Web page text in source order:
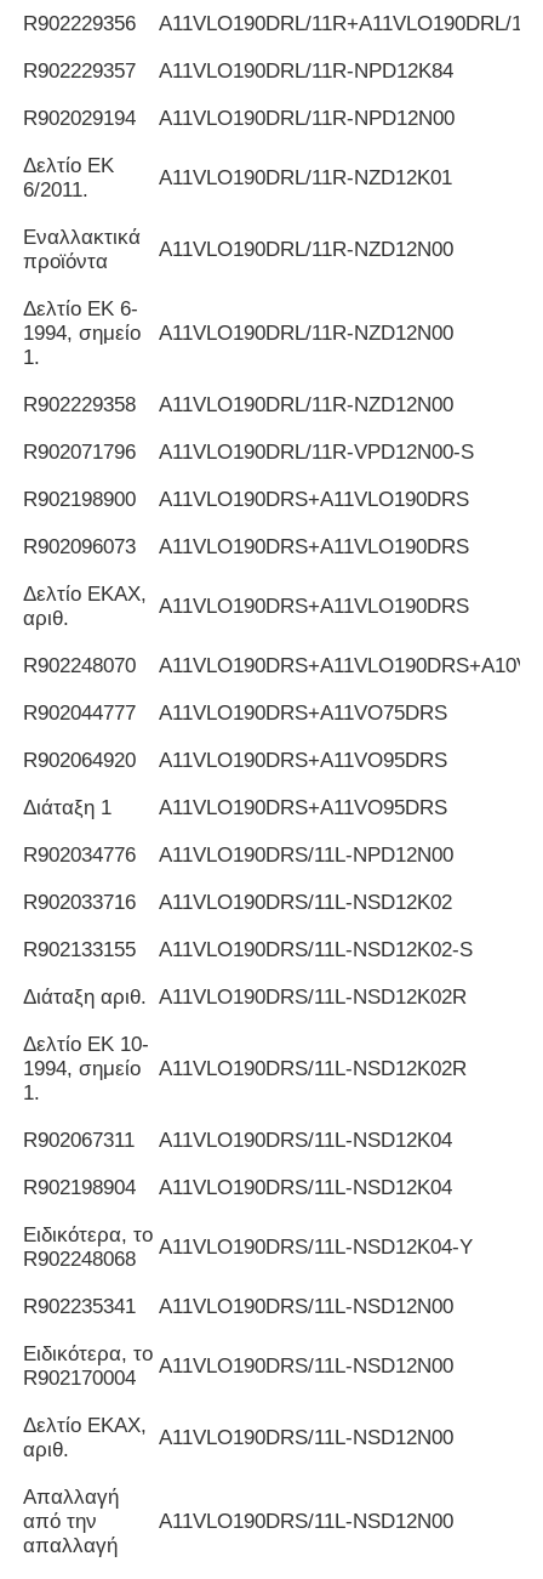
R902229356 Α11VLO190DRL/11R+A11VLO190DRL/
R902229357 Α11VLO190DRL/11R-NPD12K84
R902029194 Α11VLO190DRL/11R-NPD12N00
Δελτίο ΕΚ
6/2011.
Α11VLO190DRL/11R-NZD12K01
Εναλλακτικά
προϊόντα
Α11VLO190DRL/11R-NZD12N00
Δελτίο ΕΚ 6-
1994, σημείο
1.
Α11VLO190DRL/11R-NZD12N00
R902229358 Α11VLO190DRL/11R-NZD12N00
R902071796 Α11VLO190DRL/11R-VPD12N00-S
R902198900 Α11VLO190DRS+A11VLO190DRS
R902096073 Α11VLO190DRS+A11VLO190DRS
Δελτίο ΕΚΑΧ,
αριθ.
Α11VLO190DRS+A11VLO190DRS
R902248070
R902044777 Α11VLO190DRS+A11VO75DRS
R902064920 Α11VLO190DRS+A11VO95DRS
Διάταξη 1 Α11VLO190DRS+A11VO95DRS
R902034776 Α11VLO190DRS/11L-NPD12N00
R902033716 Α11VLO190DRS/11L-NSD12K02
R902133155 Α11VLO190DRS/11L-NSD12K02-S
Διάταξη αριθ. Α11VLO190DRS/11L-NSD12K02R
Δελτίο ΕΚ 10-
1994, σημείο
1.
Α11VLO190DRS/11L-NSD12K02R
R902067311 Α11VLO190DRS/11L-NSD12K04
R902198904 Α11VLO190DRS/11L-NSD12K04
Ειδικότερα, το
R902248068
Α11VLO190DRS/11L-NSD12K04-Y
R902235341 Α11VLO190DRS/11L-NSD12N00
Ειδικότερα, το
R902170004
Α11VLO190DRS/11L-NSD12N00
Δελτίο ΕΚΑΧ,
αριθ.
Α11VLO190DRS/11L-NSD12N00
Απαλλαγή
από την
απαλλαγή
Α11VLO190DRS/11L-NSD12N00